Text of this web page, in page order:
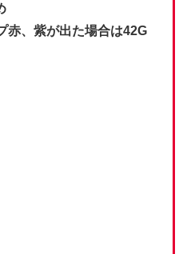
赤、紫が出た場合は42G